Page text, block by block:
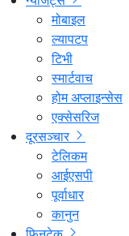
मोबाइल
ल्यापटप
टिभी
स्मार्टवाच
होम अप्लाइन्सेस
एक्सेसरिज
दूरसञ्चार
टेलिकम
आईएसपी
पूर्वाधार
कानुन